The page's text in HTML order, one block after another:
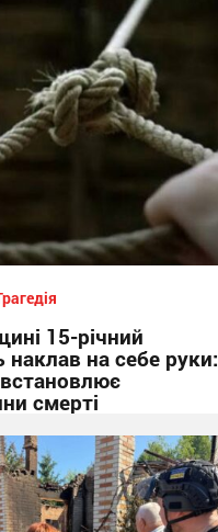
15-річний
наклав на себе руки:
встановлює
смерті